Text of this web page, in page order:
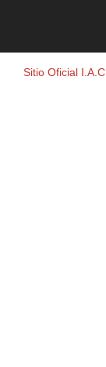
Sitio Oficial